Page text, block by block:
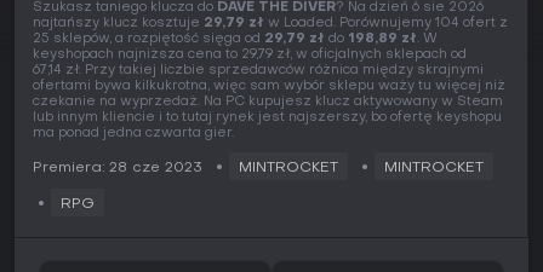
Szukasz taniego klucza do DAVE THE DIVER? Na dzień 6 sie 2026
najtańszy klucz kosztuje 29,79 zł w Loaded. Porównujemy 104 ofert z
25 sklepów, a rozpiętość sięga od 29,79 zł do 198,89 zł. W
keyshopach najniższa cena to 29,79 zł, w oficjalnych sklepach od
67,14 zł. Przy takiej liczbie sprzedawców różnica między skrajnymi
ofertami bywa kilkukrotna, więc sam wybór sklepu waży tu więcej niż
czekanie na wyprzedaż. Na PC kupujesz klucz aktywowany w Steam
lub innym kliencie i to tutaj rynek jest najszerszy, bo ofertę keyshopu
ma ponad jedna czwarta gier.
Premiera: 28 cze 2023 MINTROCKET MINTROCKET
RPG